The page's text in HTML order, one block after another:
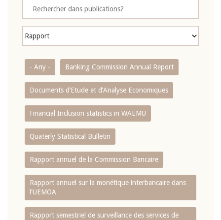
- Any - Banking Commission Annual Report
Documents d’Etude et d’Analyse Economiques
Financial Inclusion statistics in WAEMU
Quaterly Statistical Bulletin
Rapport annuel de la Commission Bancaire
Rapport annuel sur la monétique interbancaire dans
l'UEMOA
Rapport semestriel de surveillance des services de